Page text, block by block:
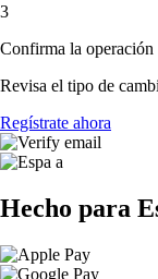
3
Confirma la operación
Revisa el tipo de
Regístrate ahora
Hecho para